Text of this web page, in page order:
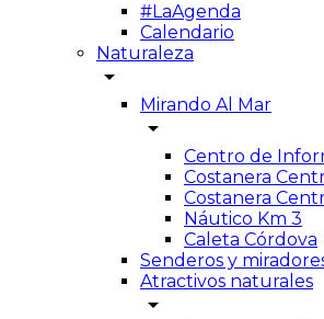
#LaAgenda
Calendario
Naturaleza
arrow_drop_down
Mirando Al Mar
arrow_drop_down
Centro de
Costanera
Costanera
Náutico Km 3
Caleta Córdova
Senderos y
Atractivos naturales
arrow_drop_down